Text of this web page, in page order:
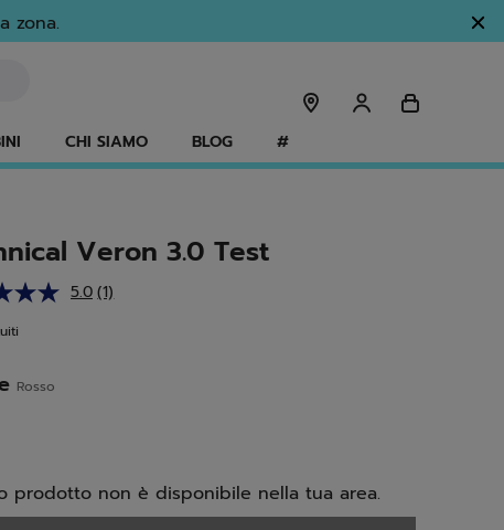
zona.
CHI SIAMO BLOG #
Veron 3.0 Test
5.0 Leggi
(1)
Rosso
prodotto non è disponibile nella tua area.